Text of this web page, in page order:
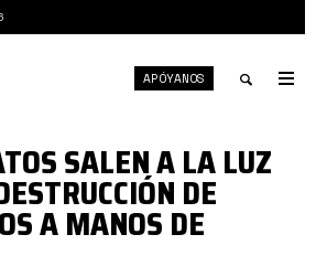
search
APÓYANOS
SALEN A LA LUZ
DE
A MANOS DE